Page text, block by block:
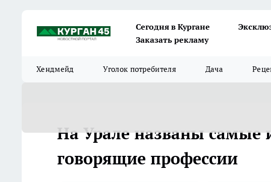
Сегодня в Кургане
Заказать рекламу
Хендмейд Уголок потребителя Дача
На Урале названы самые
говорящие профессии